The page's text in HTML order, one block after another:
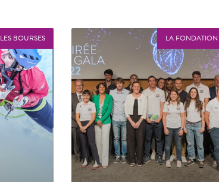
LES BOURSES LA FONDATION